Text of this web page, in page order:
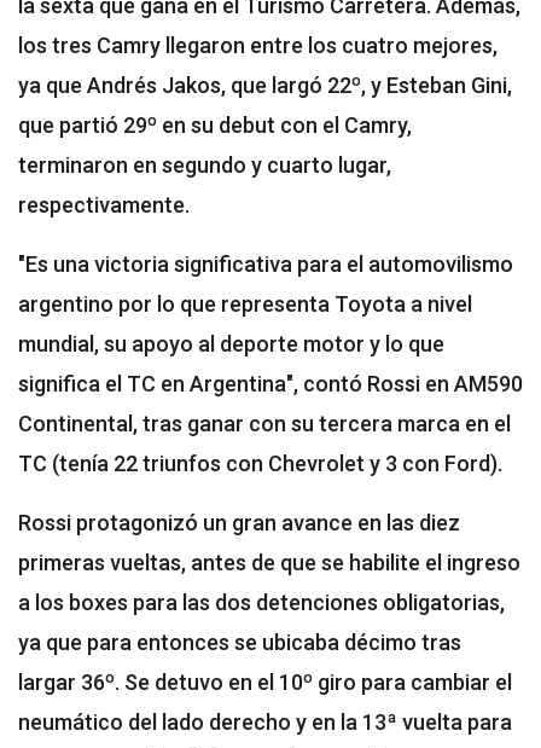
la sexta que gana en el Turismo Carretera. Además,
los tres Camry llegaron entre los cuatro mejores,
ya que Andrés Jakos, que largó 22º, y Esteban Gini,
que partió 29º en su debut con el Camry,
terminaron en segundo y cuarto lugar,
respectivamente.
"Es una victoria significativa para el automovilismo
argentino por lo que representa Toyota a nivel
mundial, su apoyo al deporte motor y lo que
significa el TC en Argentina", contó Rossi en AM590
Continental, tras ganar con su tercera marca en el
TC (tenía 22 triunfos con Chevrolet y 3 con Ford).
Rossi protagonizó un gran avance en las diez
primeras vueltas, antes de que se habilite el ingreso
a los boxes para las dos detenciones obligatorias,
ya que para entonces se ubicaba décimo tras
largar 36º. Se detuvo en el 10º giro para cambiar el
neumático del lado derecho y en la 13ª vuelta para